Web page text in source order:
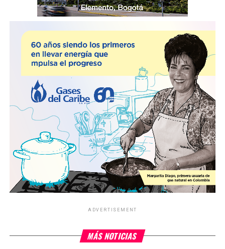
ADVERTISEMENT
MÁS NOTICIAS